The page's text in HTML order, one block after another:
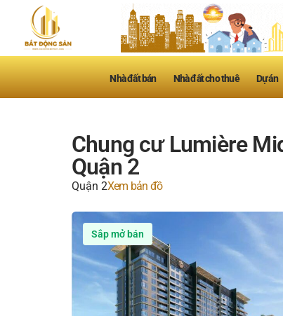
Nhà đất bán Nhà đất cho thuê Dự án
Chung cư Lumière
Quận 2
Quận 2Xem bản đồ
Sắp mở bán